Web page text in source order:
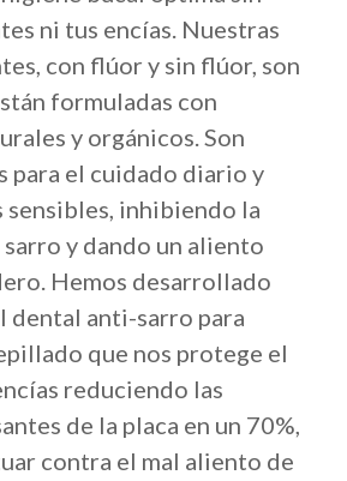
ni tus encías. Nuestras
con flúor y sin flúor, son
formuladas con
y orgánicos. Son
para el cuidado diario y
sensibles, inhibiendo la
y dando un aliento
Hemos desarrollado
dental anti-sarro para
que nos protege el
reduciendo las
de la placa en un 70%,
contra el mal aliento de